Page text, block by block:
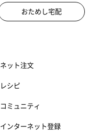
おためし宅配
ネット注文
レシピ
コミュニティ
インターネット登録